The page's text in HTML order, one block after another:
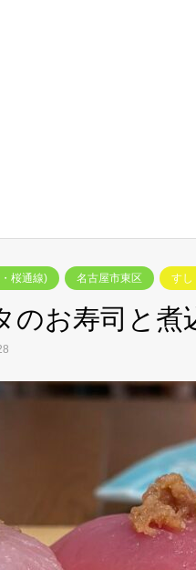
桜通線) 名古屋市東区 すし
のお寿司と煮